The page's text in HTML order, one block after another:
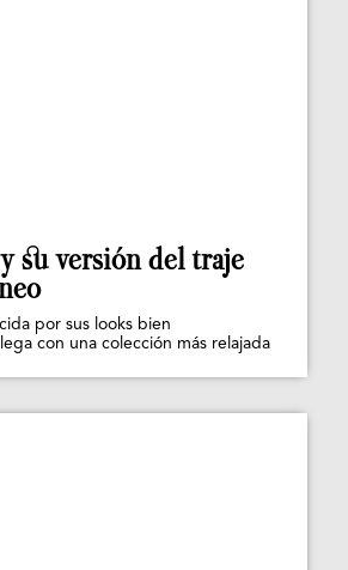
su versión del traje
por sus looks bien
con una colección más relajada